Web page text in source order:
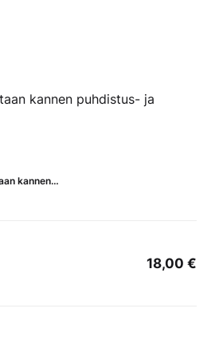
kannen puhdistus- ja
kannen…
18,00 €